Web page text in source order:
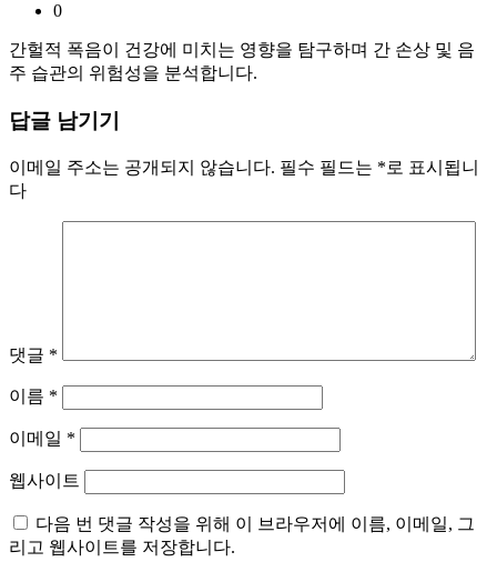
0
간헐적 폭음이 건강에 미치는 영향을 탐구하며 간 손상 및 음
주 습관의 위험성을 분석합니다.
답글 남기기
이메일 주소는 공개되지 않습니다. 필수 필드는 *로 표시됩니
다
댓글 *
이름 *
이메일 *
웹사이트
다음 번 댓글 작성을 위해 이 브라우저에 이름, 이메일, 그
리고 웹사이트를 저장합니다.